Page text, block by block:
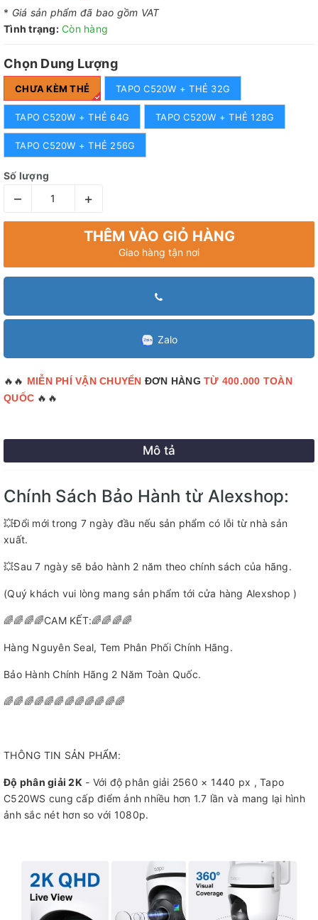
* Giá sản phẩm đã bao gồm VAT
Tình trạng: Còn hàng
Chọn Dung Lượng
CHƯA KÈM THẺ TAPO C520W + THẺ 32G
TAPO C520W + THẺ 64G TAPO C520W + THẺ 128G
TAPO C520W + THẺ 256G
Số lượng
– +
THÊM VÀO GIỎ HÀNG
Giao hàng tận nơi
Zalo
🔥🔥 MIỄN PHÍ VẬN CHUYỂN ĐƠN HÀNG TỪ 400.000 TOÀN
QUỐC 🔥🔥
Mô tả
Chính Sách Bảo Hành từ Alexshop:
💥Đổi mới trong 7 ngày đầu nếu sản phẩm có lỗi từ nhà sản
xuất.
💥Sau 7 ngày sẽ bảo hành 2 năm theo chính sách của hãng.
(Quý khách vui lòng mang sản phẩm tới cửa hàng Alexshop )
🌈🌈🌈🌈CAM KẾT:🌈🌈🌈🌈
Hàng Nguyên Seal, Tem Phân Phối Chính Hãng.
Bảo Hành Chính Hãng 2 Năm Toàn Quốc.
🌈🌈🌈🌈🌈🌈🌈🌈🌈🌈🌈🌈
THÔNG TIN SẢN PHẨM:
Độ phân giải 2K - Với độ phân giải 2560 × 1440 px , Tapo
C520WS cung cấp điểm ảnh nhiều hơn 1.7 lần và mang lại hình
ảnh sắc nét hơn so với 1080p.